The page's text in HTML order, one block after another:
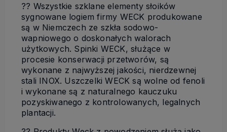
?? Wszystkie szklane elementy słoików
sygnowane logiem firmy WECK produkowane
są w Niemczech ze szkła sodowo-
wapniowego o doskonałych walorach
użytkowych. Spinki WECK, służące w
procesie konserwacji przetworów, są
wykonane z najwyższej jakości, nierdzewnej
stali INOX. Uszczelki WECK są wolne od fenoli
i wykonane są z naturalnego kauczuku
pozyskiwanego z kontrolowanych, legalnych
plantacji.